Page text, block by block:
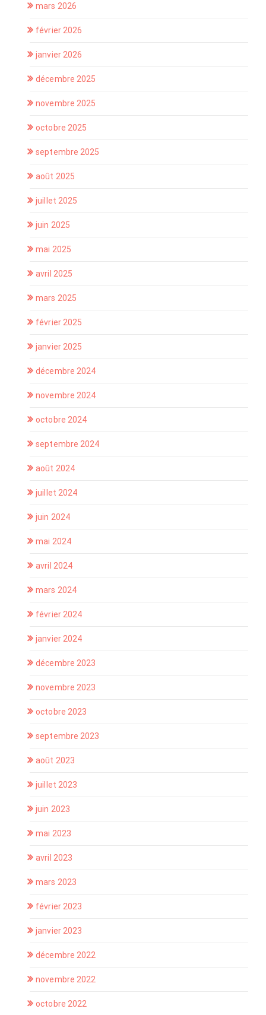
mars 2026
février 2026
janvier 2026
décembre 2025
novembre 2025
octobre 2025
septembre 2025
août 2025
juillet 2025
juin 2025
mai 2025
avril 2025
mars 2025
février 2025
janvier 2025
décembre 2024
novembre 2024
octobre 2024
septembre 2024
août 2024
juillet 2024
juin 2024
mai 2024
avril 2024
mars 2024
février 2024
janvier 2024
décembre 2023
novembre 2023
octobre 2023
septembre 2023
août 2023
juillet 2023
juin 2023
mai 2023
avril 2023
mars 2023
février 2023
janvier 2023
décembre 2022
novembre 2022
octobre 2022